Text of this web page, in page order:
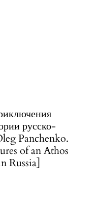
русско-
Panchenko.
of an Athos
Russia]